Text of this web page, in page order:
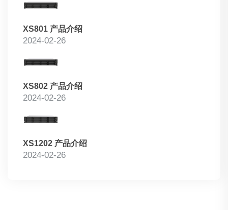
XS801 产品介绍
2024-02-26
XS802 产品介绍
2024-02-26
XS1202 产品介绍
2024-02-26